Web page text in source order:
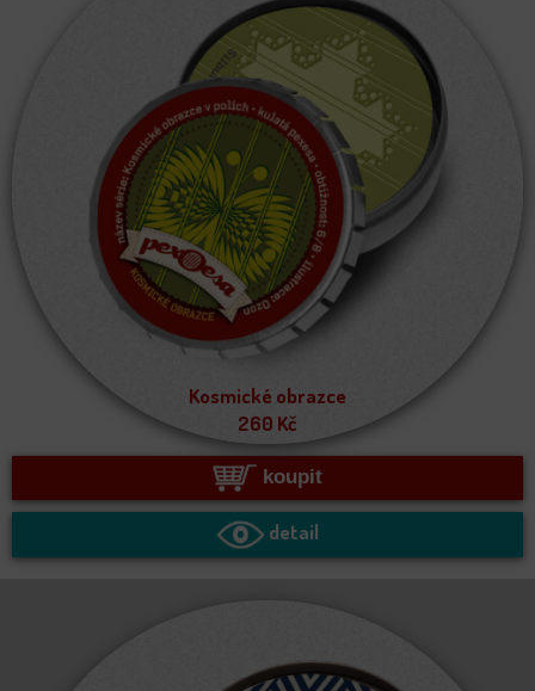
Kosmické obrazce
260 Kč
koupit
detail